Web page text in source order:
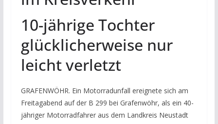
10-jährige Tochter
glücklicherweise nur
leicht verletzt
GRAFENWÖHR. Ein Motorradunfall ereignete sich am
Freitagabend auf der B 299 bei Grafenwöhr, als ein 40-
jähriger Motorradfahrer aus dem Landkreis Neustadt